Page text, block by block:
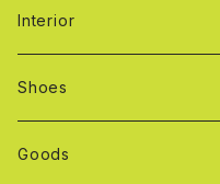
Interior
Shoes
Goods